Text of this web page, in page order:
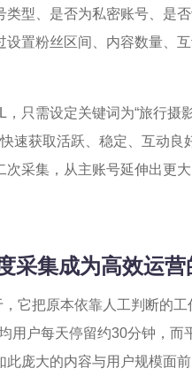
类型、是否为私密账号、是
设置粉丝区间、内容数量、
只需设定关键词为“旅行摄
速获取活跃、稳定、互动
次采集，从主账号延伸出更
采集成为高效运营
，它把原本依靠人工判断的
用户每天停留约30分钟，
此庞大的内容与用户规模面